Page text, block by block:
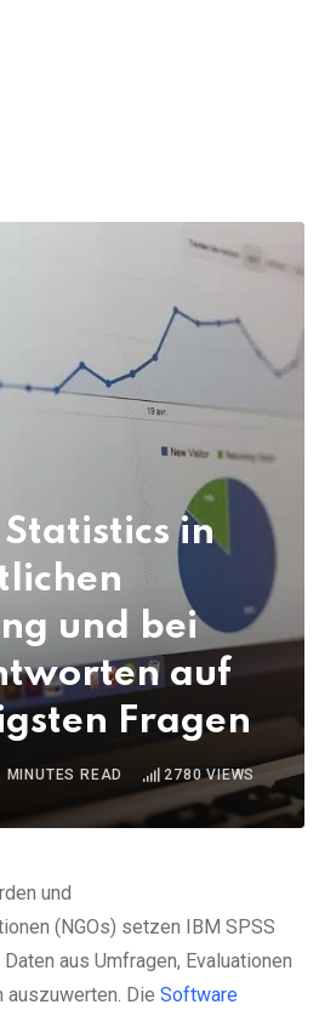
Statistics in
und bei
auf
Fragen
MINUTES READ 2780VIEWS
und
(NGOs) setzen IBM SPSS
aus Umfragen, Evaluationen
auszuwerten. Die Software